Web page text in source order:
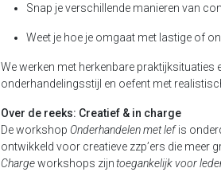
Snap je verschillende manieren van
Weet je hoe je omgaat met lastige of
We werken met herkenbare praktijksituaties
onderhandelingsstijl en oefent met
Over de reeks: Creatief & in charge
De workshop Onderhandelen met lefis
ontwikkeld voor creatieve zzp’ers die meer
Chargeworkshops zijntoegankelijk voor